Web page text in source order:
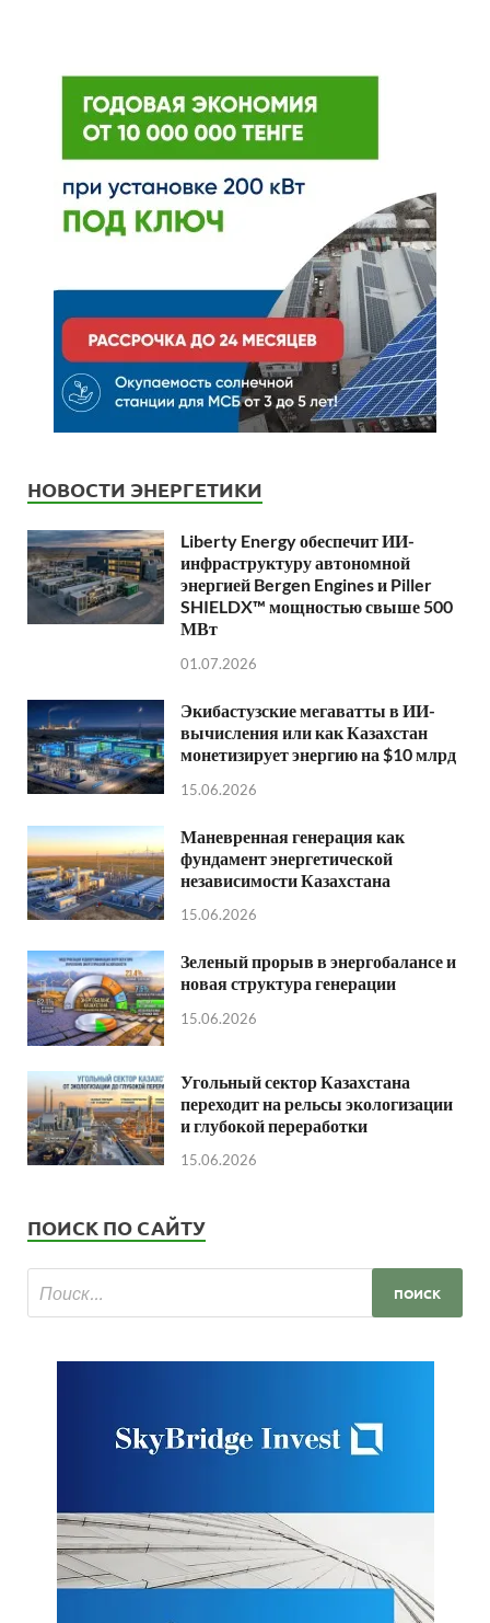
НОВОСТИ ЭНЕРГЕТИКИ
Liberty Energy обеспечит ИИ-
инфраструктуру автономной
энергией Bergen Engines и Piller
SHIELDX™ мощностью свыше 500
МВт
01.07.2026
Экибастузские мегаватты в ИИ-
вычисления или как Казахстан
монетизирует энергию на $10 млрд
15.06.2026
Маневренная генерация как
фундамент энергетической
независимости Казахстана
15.06.2026
Зеленый прорыв в энергобалансе и
новая структура генерации
15.06.2026
Угольный сектор Казахстана
переходит на рельсы экологизации
и глубокой переработки
15.06.2026
ПОИСК ПО САЙТУ